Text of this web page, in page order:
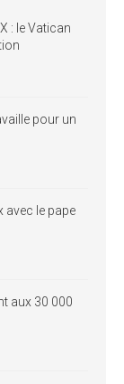
: le Vatican
pour un
avec le pape
aux 30 000